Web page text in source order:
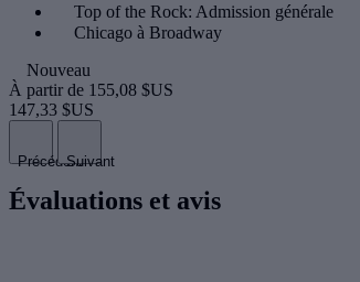
Top of the Rock: Admission générale
Chicago à Broadway
Nouveau
À partir de 155,08 $US
147,33 $US
PrécédentSuivant
Évaluations et avis